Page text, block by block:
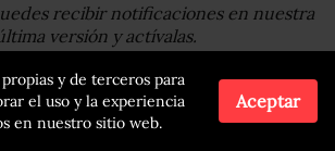
recibir notificaciones en nuestra
versión y actívalas.
afortunada, pero yo lo sufría”:
senos grandes puede afectar a tu salud
y de terceros para
el uso y la experiencia
en nuestro sitio web.
Aceptar